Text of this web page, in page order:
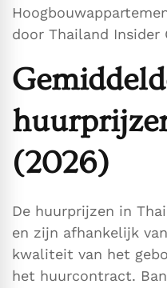
door Thailand Insider
(2026)
De huurprijzen in
en zijn afhankelijk
kwaliteit van het
het huurcontract.